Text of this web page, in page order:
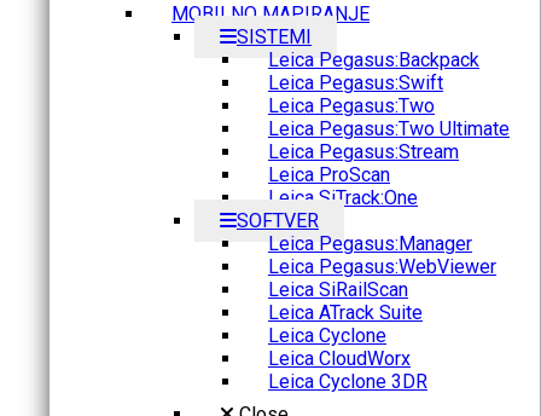
MOBILNO MAPIRANJE
SISTEMI
Leica Pegasus:Backpack
Leica Pegasus:Swift
Leica Pegasus:Two
Leica Pegasus:Two Ultimate
Leica Pegasus:Stream
Leica ProScan
Leica SiTrack:One
SOFTVER
Leica Pegasus:Manager
Leica Pegasus:WebViewer
Leica SiRailScan
Leica ATrack Suite
Leica Cyclone
Leica CloudWorx
Leica Cyclone 3DR